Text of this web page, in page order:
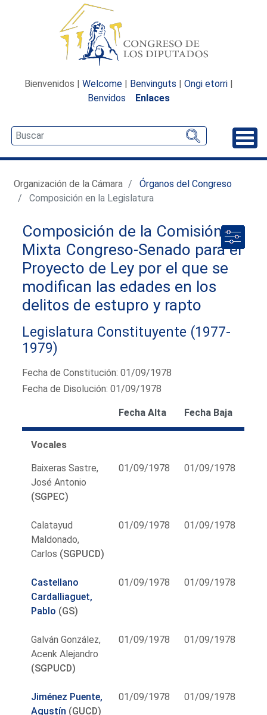
Bienvenidos | Welcome | Benvinguts | Ongi etorri |
Benvidos
Enlaces
Organización de la Cámara
Órganos del Congreso
Composición en la Legislatura
Composición de la Comisión
Mixta Congreso-Senado para el
Proyecto de Ley por el que se
modifican las edades en los
delitos de estupro y rapto
Legislatura Constituyente (1977-
1979)
Fecha de Constitución: 01/09/1978
Fecha de Disolución: 01/09/1978
Fecha Alta Fecha Baja
Vocales
Baixeras Sastre,
José Antonio
(SGPEC)
01/09/1978 01/09/1978
Calatayud
Maldonado,
Carlos (SGPUCD)
01/09/1978 01/09/1978
Castellano
Cardalliaguet,
Pablo (GS)
01/09/1978 01/09/1978
Galván González,
Acenk Alejandro
(SGPUCD)
01/09/1978 01/09/1978
Jiménez Puente,
Agustín (GUCD)
01/09/1978 01/09/1978